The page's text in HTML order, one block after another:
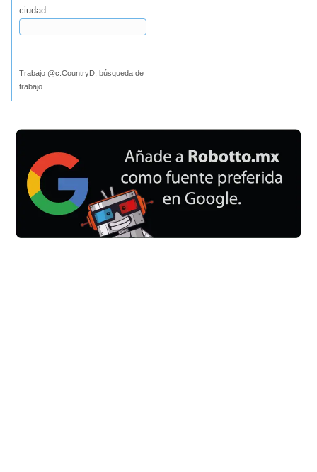
ciudad:
Trabajo @c:CountryD, búsqueda de
trabajo